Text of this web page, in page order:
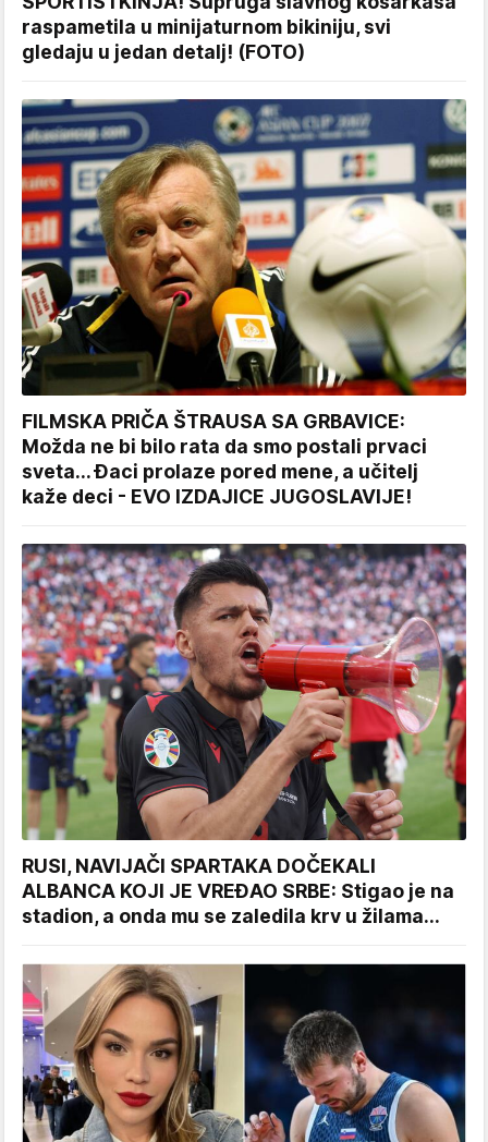
raspametila u minijaturnom bikiniju, svi
gledaju u jedan detalj! (FOTO)
FILMSKA PRIČA ŠTRAUSA SA GRBAVICE:
Možda ne bi bilo rata da smo postali prvaci
sveta... Đaci prolaze pored mene, a učitelj
kaže deci - EVO IZDAJICE JUGOSLAVIJE!
RUSI, NAVIJAČI SPARTAKA DOČEKALI
ALBANCA KOJI JE VREĐAO SRBE: Stigao je na
stadion, a onda mu se zaledila krv u žilama...